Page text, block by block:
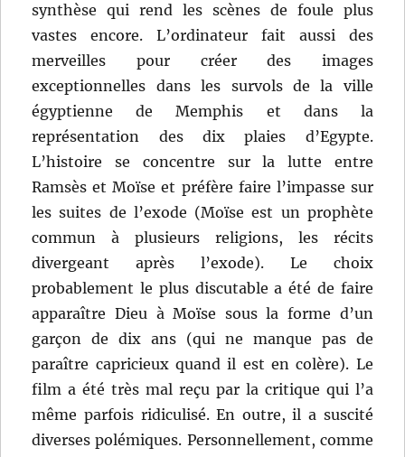
synthèse qui rend les scènes de foule plus
vastes encore. L’ordinateur fait aussi des
merveilles pour créer des images
exceptionnelles dans les survols de la ville
égyptienne de Memphis et dans la
représentation des dix plaies d’Egypte.
L’histoire se concentre sur la lutte entre
Ramsès et Moïse et préfère faire l’impasse sur
les suites de l’exode (Moïse est un prophète
commun à plusieurs religions, les récits
divergeant après l’exode). Le choix
probablement le plus discutable a été de faire
apparaître Dieu à Moïse sous la forme d’un
garçon de dix ans (qui ne manque pas de
paraître capricieux quand il est en colère). Le
film a été très mal reçu par la critique qui l’a
même parfois ridiculisé. En outre, il a suscité
diverses polémiques. Personnellement, comme